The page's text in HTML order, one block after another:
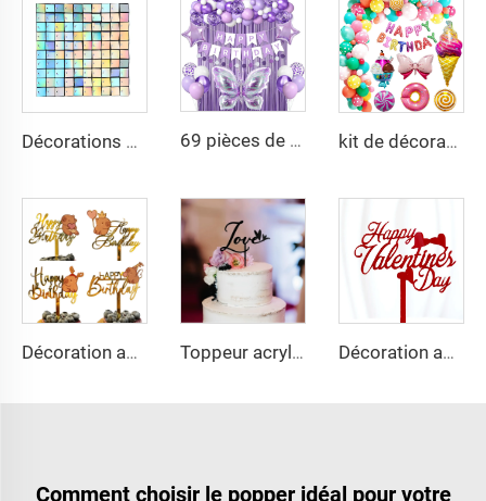
Décorations populaires pour fond de mariage, panneau brillant, mur scintillant, panneau de paillettes pour fête 69 pièces de décorations de ballons d'anniversaire avec papillons violets, bannières de ballons en forme de queue de poisson violette pour ensemble de ballons d'anniversaire kit de décoration d'anniversaire 53 pièces, ballon en aluminium HAPPY BIRTHDAY, cône de glace, arc en ballon métallisé pour fête d'anniversaire
Décoration acrylique imprimée dessin animé pour gâteau d'anniversaire, toppeur de gâteau anniversaire Capybara, fournitures de fête Toppeur acrylique style Instagram, décoration créative en forme de cœur LOVE pour table de desserts Décoration acrylique de gâteau style Instagram Joyeuse Saint-Valentin, toppeur acrylique pour gâteau de la Saint-Valentin
Comment choisir le popper idéal pour votre